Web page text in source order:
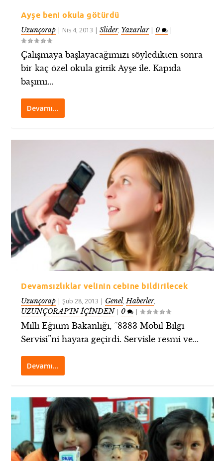
Ayşe beni okula götürdü
Uzunçorap | Nis 4, 2013 |Slider, Yazarlar| 0 |
Çalışmaya başlayacağımızı söyledikten sonra
bir kaç özel okula gittik Ayşe ile. Kapıda
başımı...
Devamı…
Devamsızlıklar velinin cebine bildirilecek
Uzunçorap |Şub 28, 2013 | Genel,Haberler,
UZUNÇORAP’IN İÇİNDEN| 0 |
Milli Eğitim Bakanlığı, ”8383 Mobil Bilgi
Servisi”ni hayata geçirdi. Servisle resmi ve...
Devamı…